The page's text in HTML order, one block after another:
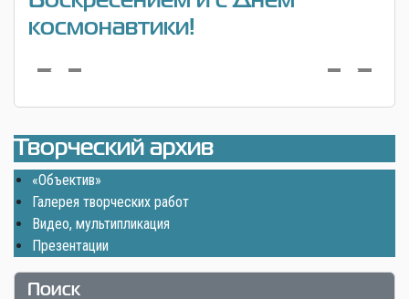
космонавтики!
Творческий архив
«Объектив»
Галерея творческих работ
Видео, мультипликация
Презентации
Поиск